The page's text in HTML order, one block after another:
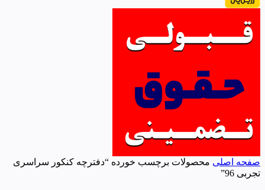
صفحه اصلی محصولات برچسب خورده “دفترچه کنکور سراسری
تجربی 96”